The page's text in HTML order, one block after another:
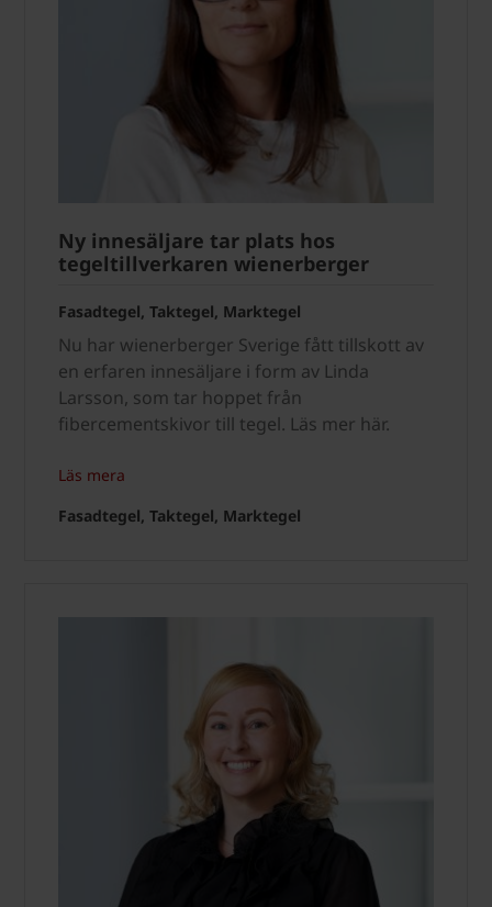
Ny innesäljare tar plats hos
tegeltillverkaren wienerberger
Fasadtegel, Taktegel, Marktegel
Nu har wienerberger Sverige fått tillskott av
en erfaren innesäljare i form av Linda
Larsson, som tar hoppet från
fibercementskivor till tegel. Läs mer här.
Läs mera
Fasadtegel, Taktegel, Marktegel